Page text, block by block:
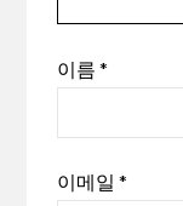
이름*
이메일*